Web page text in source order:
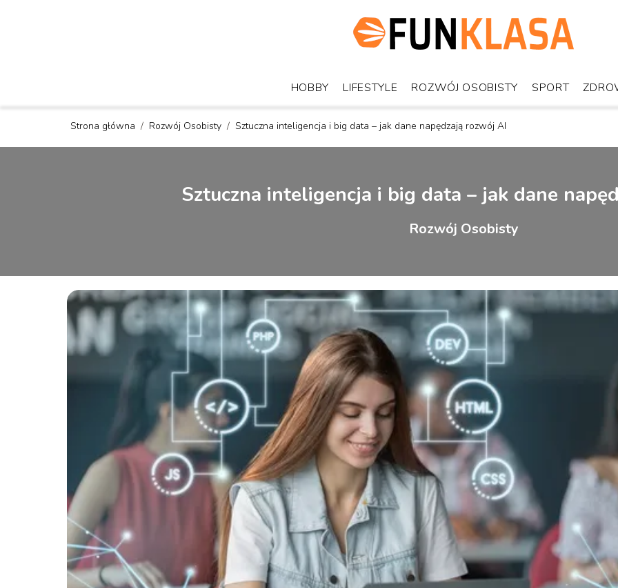
HOBBY LIFESTYLE ROZWÓJ OSOBISTY SPORT
Strona główna / Rozwój Osobisty / Sztuczna inteligencja i big data – jak dane napędzają rozwój AI
Sztuczna inteligencja i big data – jak dane
Rozwój Osobisty